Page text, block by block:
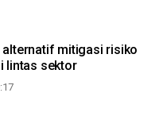
alternatif mitigasi risiko
lintas sektor